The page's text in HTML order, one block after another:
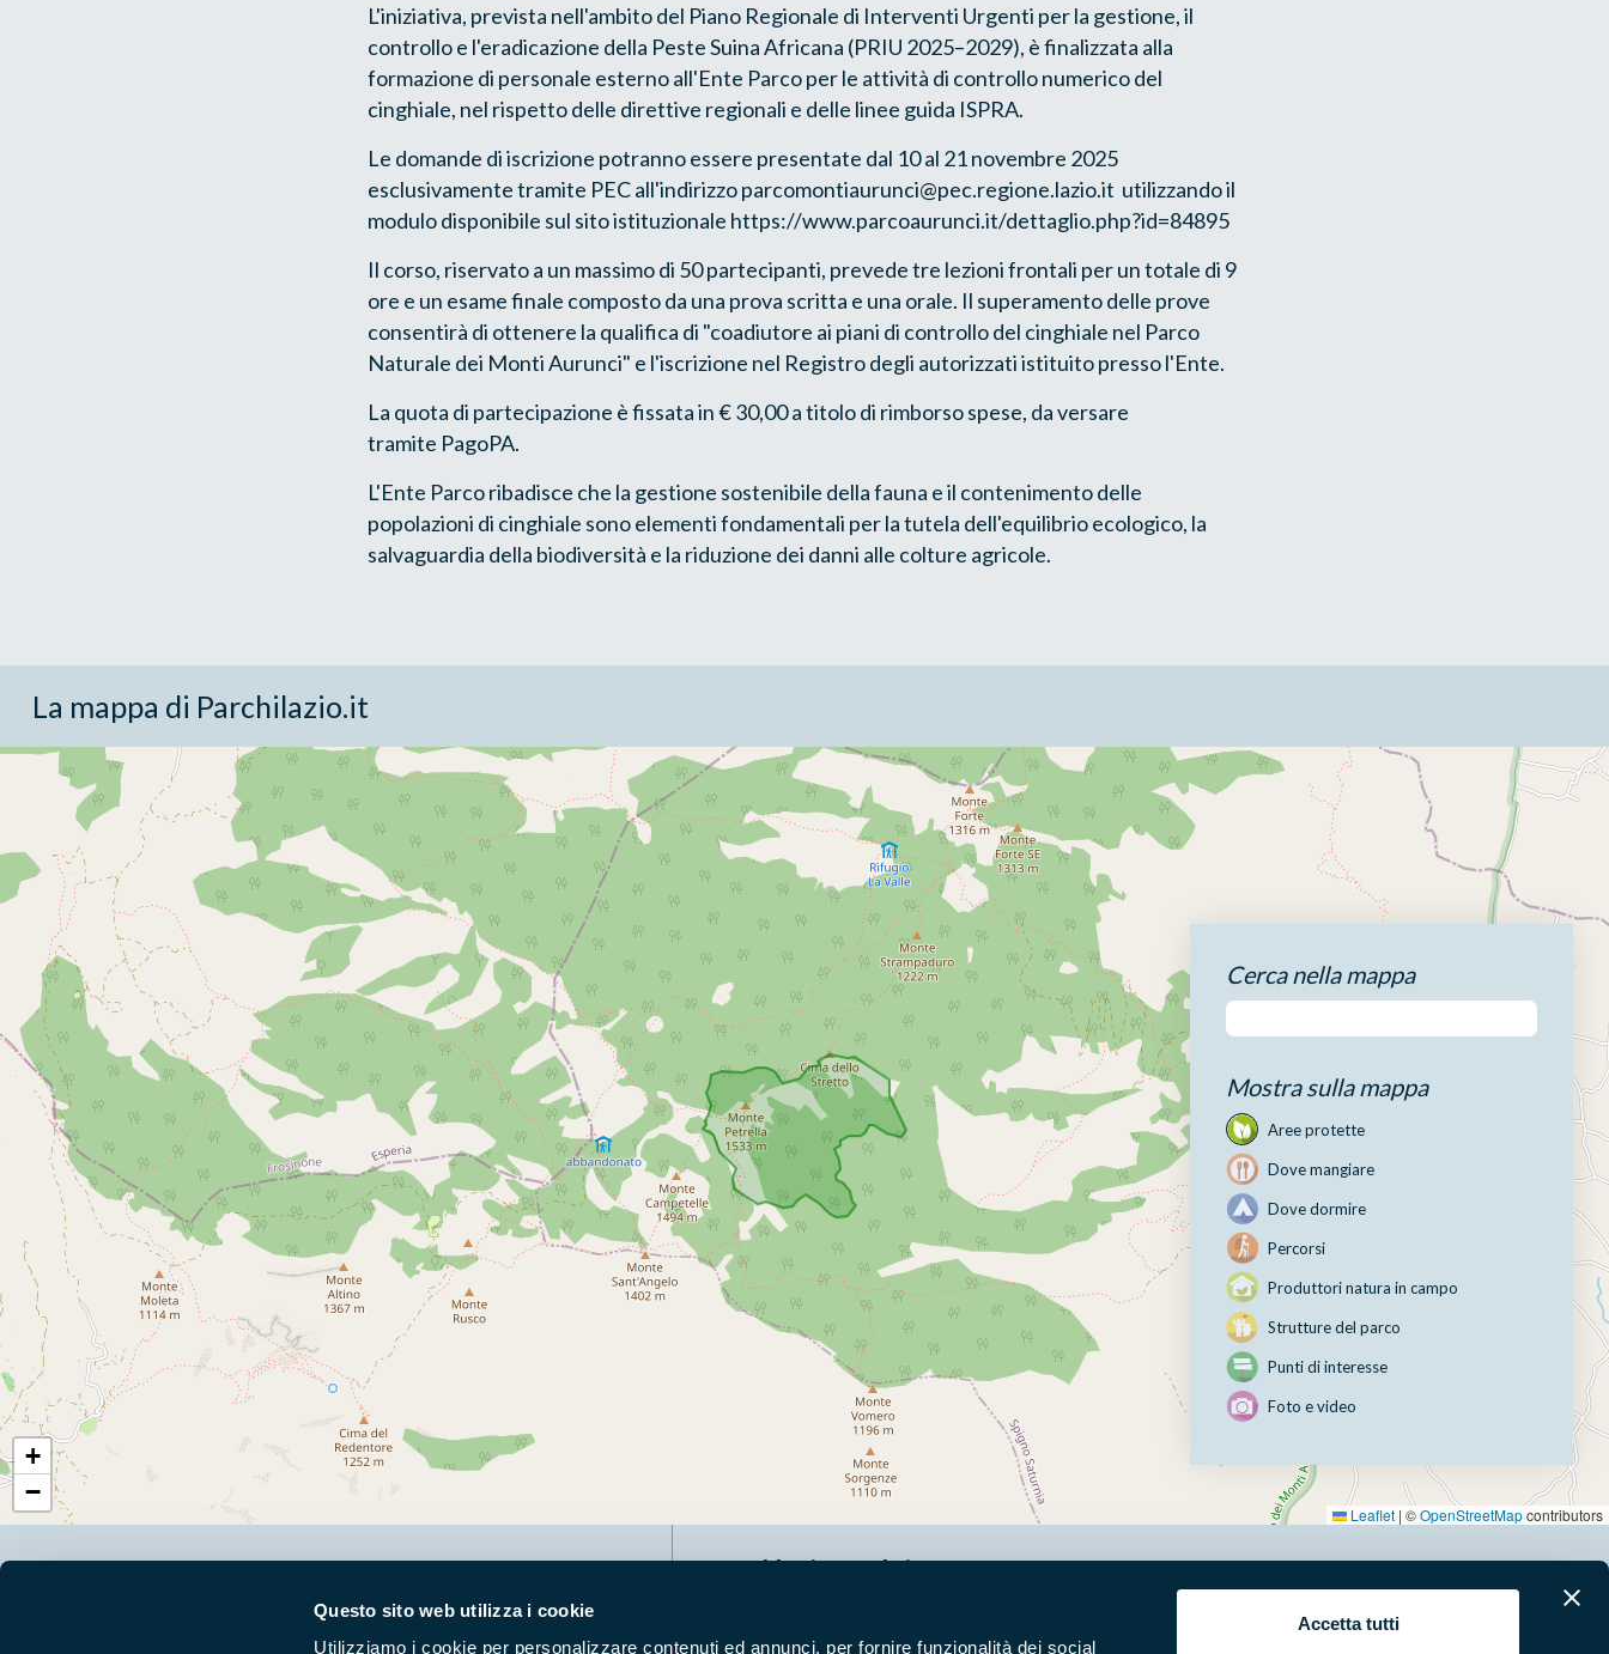
Questo sito web utilizza i cookie
Utilizziamo i cookie per personalizzare contenuti ed annunci, per fornire funzionalità dei social
Accetta tutti
L'iniziativa, prevista nell'ambito del Piano Regionale di Interventi Urgenti per la gestione, il
controllo e l'eradicazione della Peste Suina Africana (PRIU 2025–2029), è finalizzata alla
formazione di personale esterno all'Ente Parco per le attività di controllo numerico del
cinghiale, nel rispetto delle direttive regionali e delle linee guida ISPRA.
Le domande di iscrizione potranno essere presentate dal 10 al 21 novembre 2025
esclusivamente tramite PEC all'indirizzo parcomontiaurunci@pec.regione.lazio.it utilizzando il
modulo disponibile sul sito istituzionale https://www.parcoaurunci.it/dettaglio.php?id=84895
Il corso, riservato a un massimo di 50 partecipanti, prevede tre lezioni frontali per un totale di 9
ore e un esame finale composto da una prova scritta e una orale. Il superamento delle prove
consentirà di ottenere la qualifica di "coadiutore ai piani di controllo del cinghiale nel Parco
Naturale dei Monti Aurunci" e l'iscrizione nel Registro degli autorizzati istituito presso l'Ente.
La quota di partecipazione è fissata in € 30,00 a titolo di rimborso spese, da versare
tramite PagoPA.
L'Ente Parco ribadisce che la gestione sostenibile della fauna e il contenimento delle
popolazioni di cinghiale sono elementi fondamentali per la tutela dell'equilibrio ecologico, la
salvaguardia della biodiversità e la riduzione dei danni alle colture agricole.
La mappa di Parchilazio.it
+
−
Leaflet | ©OpenStreetMapcontributors
Cerca nella mappa
Mostra sulla mappa
Aree protette
Dove mangiare
Dove dormire
Percorsi
Produttori natura in campo
Strutture del parco
Punti di interesse
Foto e video
Naviga nel sito
News e appuntamenti